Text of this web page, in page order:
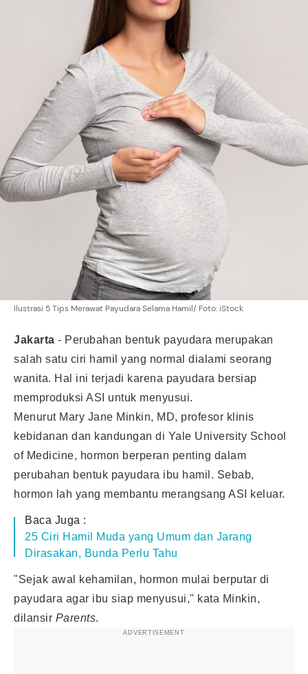
Ilustrasi 5 Tips Merawat Payudara Selama Hamil/ Foto: iStock
Jakarta - Perubahan bentuk payudara merupakan
salah satu ciri hamil yang normal dialami seorang
wanita. Hal ini terjadi karena payudara bersiap
memproduksi ASI untuk menyusui.
Menurut Mary Jane Minkin, MD, profesor klinis
kebidanan dan kandungan di Yale University School
of Medicine, hormon berperan penting dalam
perubahan bentuk payudara ibu hamil. Sebab,
hormon lah yang membantu merangsang ASI keluar.
Baca Juga :
25 Ciri Hamil Muda yang Umum dan Jarang
Dirasakan, Bunda Perlu Tahu
"Sejak awal kehamilan, hormon mulai berputar di
payudara agar ibu siap menyusui," kata Minkin,
dilansir Parents.
ADVERTISEMENT